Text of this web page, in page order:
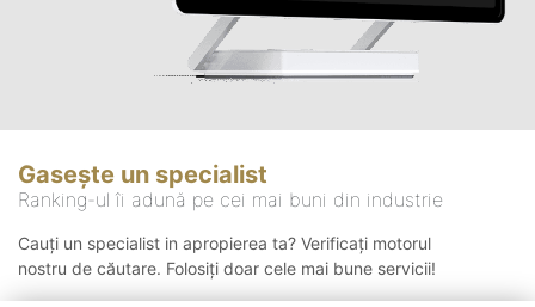
Gasește un specialist
Ranking-ul îi adună pe cei mai buni din industrie
Cauți un specialist in apropierea ta? Verificați motorul
nostru de căutare. Folosiți doar cele mai bune servicii!